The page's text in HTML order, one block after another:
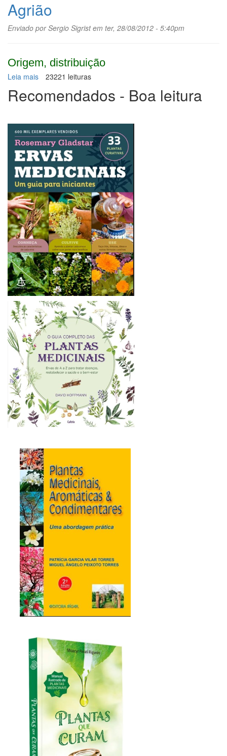
perú
Agrião
Enviado porSergio Sigristem ter, 28/08/2012 - 5:40pm
Origem, distribuição
Leia mais sobre
23221 leituras
Recomendados - Boa leitura